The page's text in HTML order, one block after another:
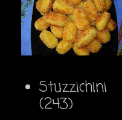
Stuzzichini
(243)